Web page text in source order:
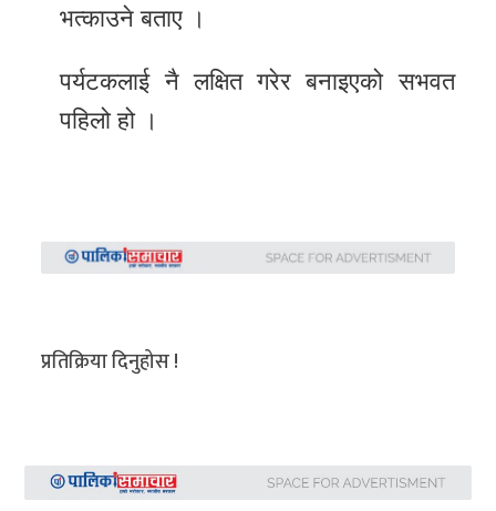
भत्काउने बताए ।
पर्यटकलाई नै लक्षित गरेर बनाइएको सभवत
पहिलो हो ।
प्रतिक्रिया दिनुहोस !